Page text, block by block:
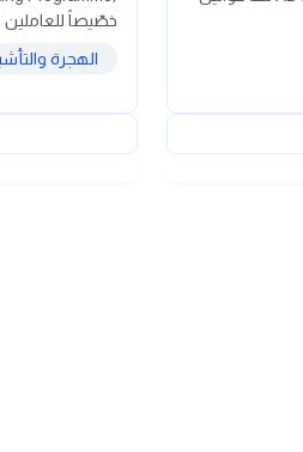
خصّيصاً للعاملين
الهجرة